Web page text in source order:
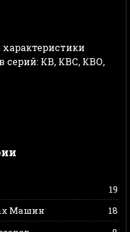
серий: КВ, КВС, КВО,
19
Машин
18